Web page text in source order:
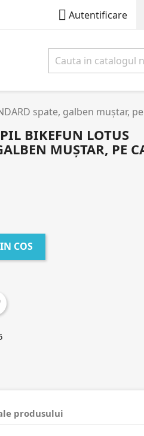
 Autentificare
spate, galben muștar,
BIKEFUN LOTUS
MUȘTAR, PE
COS
produsului